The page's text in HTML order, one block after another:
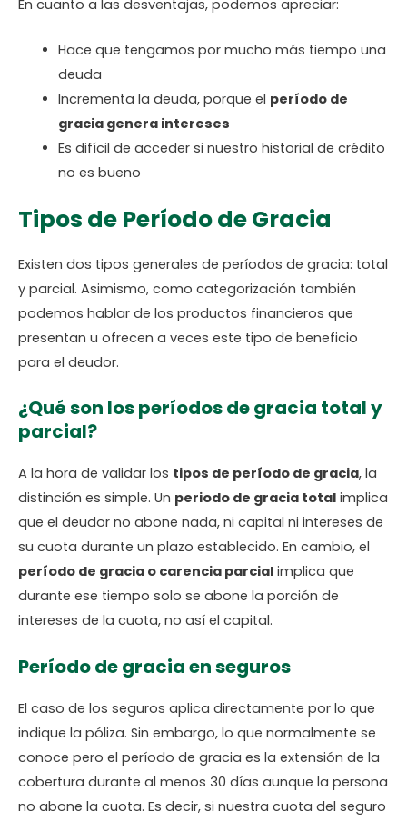
En cuanto a las desventajas, podemos apreciar:
Hace que tengamos por mucho más tiempo una
deuda
Incrementa la deuda, porque el período de
gracia genera intereses
Es difícil de acceder si nuestro historial de crédito
no es bueno
Tipos de Período de Gracia
Existen dos tipos generales de períodos de gracia: total
y parcial. Asimismo, como categorización también
podemos hablar de los productos financieros que
presentan u ofrecen a veces este tipo de beneficio
para el deudor.
¿Qué son los períodos de gracia total y
parcial?
A la hora de validar los tipos de período de gracia, la
distinción es simple. Un periodo de gracia total implica
que el deudor no abone nada, ni capital ni intereses de
su cuota durante un plazo establecido. En cambio, el
período de gracia o carencia parcial implica que
durante ese tiempo solo se abone la porción de
intereses de la cuota, no así el capital.
Período de gracia en seguros
El caso de los seguros aplica directamente por lo que
indique la póliza. Sin embargo, lo que normalmente se
conoce pero el período de gracia es la extensión de la
cobertura durante al menos 30 días aunque la persona
no abone la cuota. Es decir, si nuestra cuota del seguro